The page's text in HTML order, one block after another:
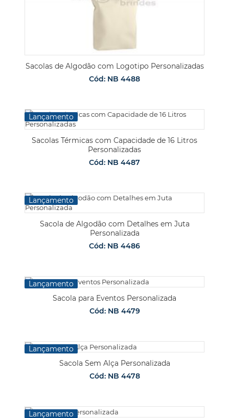
Sacolas de Algodão com Logotipo Personalizadas
Cód: NB 4488
Lançamento
Sacolas Térmicas com Capacidade de 16 Litros
Personalizadas
Cód: NB 4487
Lançamento
Sacola de Algodão com Detalhes em Juta
Personalizada
Cód: NB 4486
Lançamento
Sacola para Eventos Personalizada
Cód: NB 4479
Lançamento
Sacola Sem Alça Personalizada
Cód: NB 4478
Lançamento